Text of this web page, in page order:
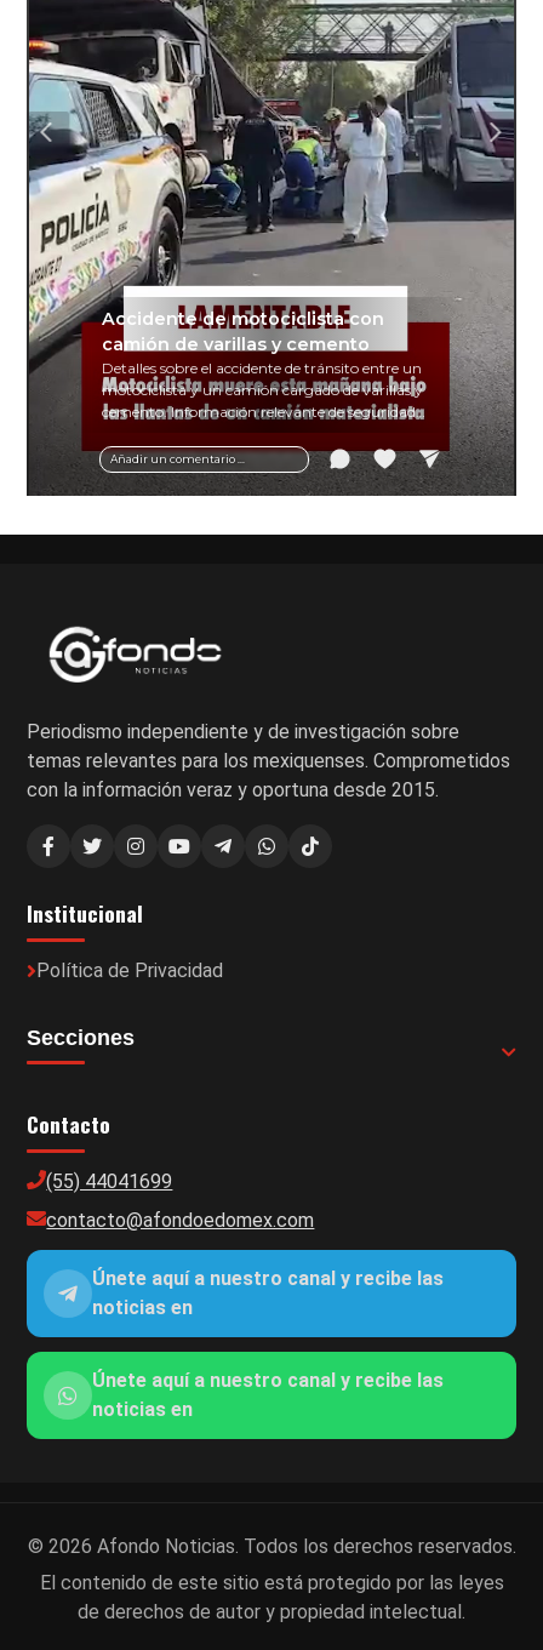
Añadir un comentario ...
Accidente de motociclista con
camión de varillas y cemento
Detalles sobre el accidente de tránsito entre un
motociclista y un camión cargado de varillas y
cemento. Información relevante de seguridad
vial y recomendaciones para motociclistas.
Periodismo independiente y de investigación sobre
temas relevantes para los mexiquenses. Comprometidos
con la información veraz y oportuna desde 2015.
Institucional
Política de Privacidad
Secciones
Contacto
(55) 44041699
contacto@afondoedomex.com
Únete aquí a nuestro canal y recibe las
noticias en
Únete aquí a nuestro canal y recibe las
noticias en
© 2026 Afondo Noticias. Todos los derechos reservados.
El contenido de este sitio está protegido por las leyes
de derechos de autor y propiedad intelectual.